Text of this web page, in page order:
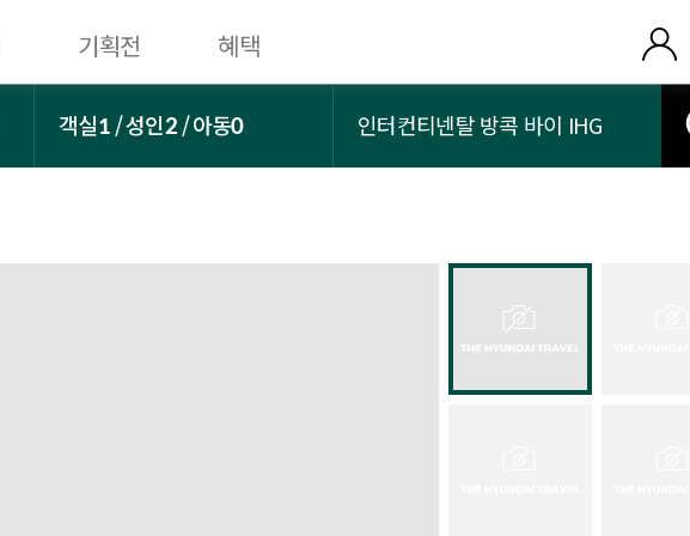
기획전 혜택
객실1 성인2 아동0 인터컨티넨탈 방콕 바이 IHG